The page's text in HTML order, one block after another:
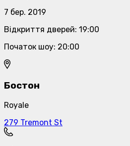
7 бер. 2019
Відкриття дверей: 19:00
Початок шоу: 20:00
Бостон
Royale
279 Tremont St